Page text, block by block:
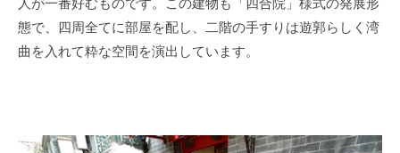
人が一番好むものです。この建物も「四合院」様式の発展形
態で、四周全てに部屋を配し、二階の手すりは遊郭らしく湾
曲を入れて粋な空間を演出しています。